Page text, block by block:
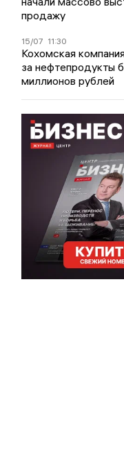
продажу
15/07 11:30
Кохомская
за нефтепродукты
миллионов рублей